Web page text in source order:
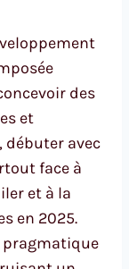
des
et
débuter avec
face à
et à la
en 2025.
pragmatique